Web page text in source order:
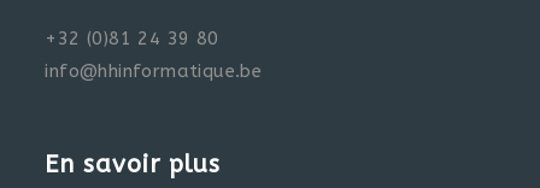
+32 (0)81 24 39 80
info@hhinformatique.be
En savoir plus